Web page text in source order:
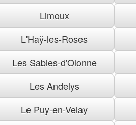
Limoux
L'Haÿ-les-Roses
Les Sables-d'Olonne
Les Andelys
Le Puy-en-Velay